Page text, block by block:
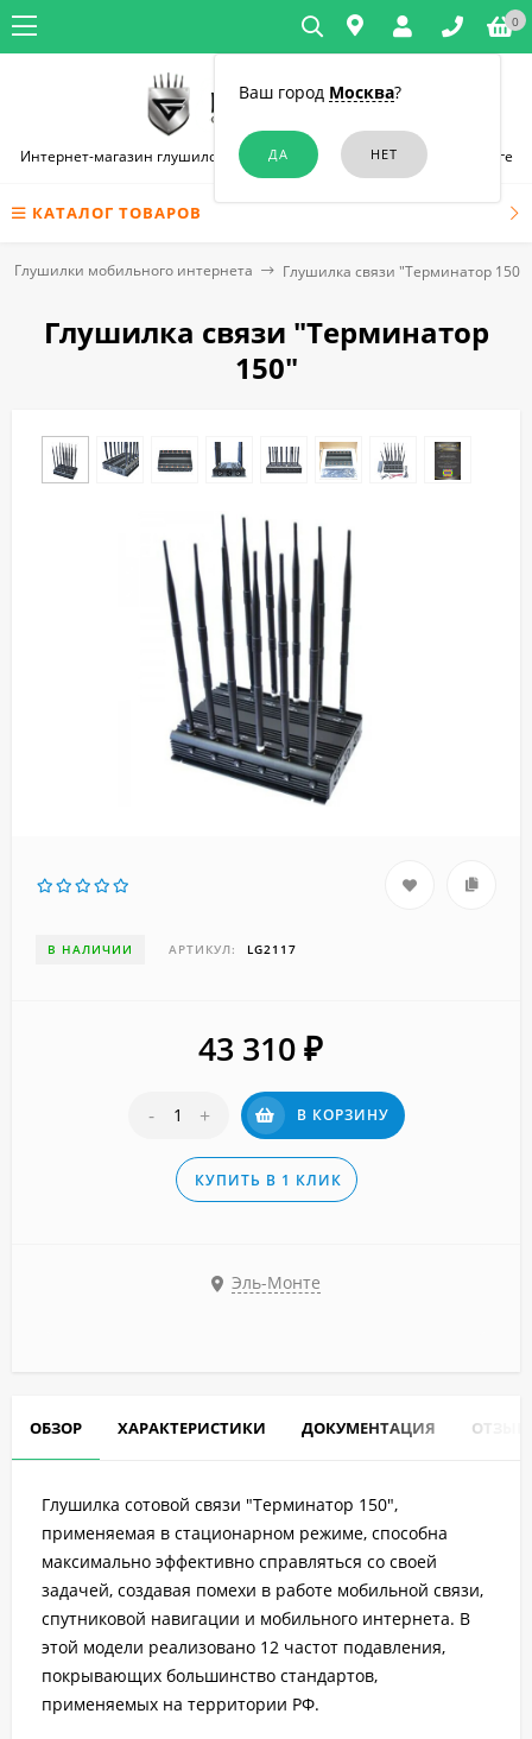
Ваш город Москва?
0
Интернет-магазин глушилок связи и диктофонов в Санкт-Петербурге
КАТАЛОГ ТОВАРОВ
Глушилки мобильного интернета Глушилка связи "Терминатор 150"
Глушилка связи "Терминатор
150"
В НАЛИЧИИ АРТИКУЛ: LG2117
43 310 ₽
- + В КОРЗИНУ
КУПИТЬ В 1 КЛИК
Эль-Монте
ОБЗОР ХАРАКТЕРИСТИКИ ДОКУМЕНТАЦИЯ
Глушилка сотовой связи "Терминатор 150",
применяемая в стационарном режиме, способна
максимально эффективно справляться со своей
задачей, создавая помехи в работе мобильной связи,
спутниковой навигации и мобильного интернета. В
этой модели реализовано 12 частот подавления,
покрывающих большинство стандартов,
применяемых на территории РФ.